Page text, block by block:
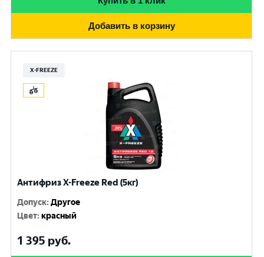
Добавить в корзину
X-FREEZE
Антифриз X-Freeze Red (5кг)
Допуск:Другое
Цвет:красный
1 395 руб.